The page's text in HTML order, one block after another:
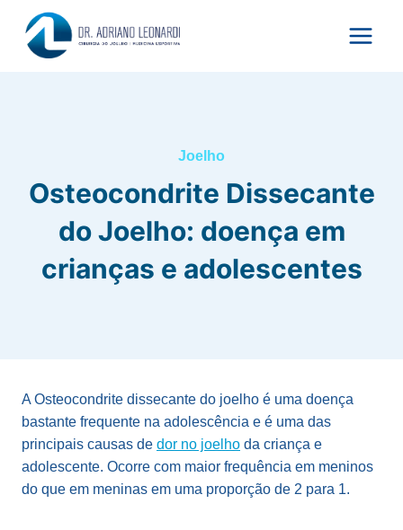
para
Joelho
Osteocondrite Dissecante
do Joelho: doença em
crianças e adolescentes
A Osteocondrite dissecante do joelho é uma doença
bastante frequente na adolescência e é uma das
principais causas de dor no joelho da criança e
adolescente. Ocorre com maior frequência em meninos
do que em meninas em uma proporção de 2 para 1.